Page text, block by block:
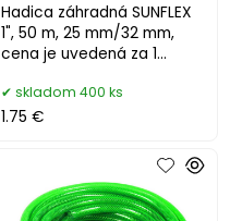
Hadica záhradná SUNFLEX
1", 50 m, 25 mm/32 mm,
cena je uvedená za 1
skladom 400 ks
1.75 €